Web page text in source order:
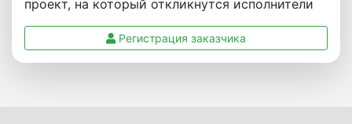
проект, на который откликнутся исполнители
Регистрация заказчика